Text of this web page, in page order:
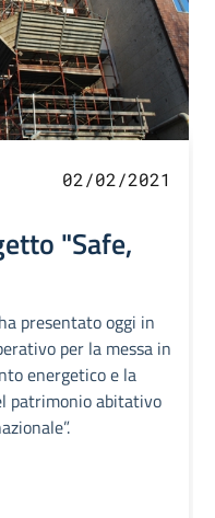
02/02/2021
"Safe,
presentato oggi in
per la messa in
energetico e la
patrimonio abitativo